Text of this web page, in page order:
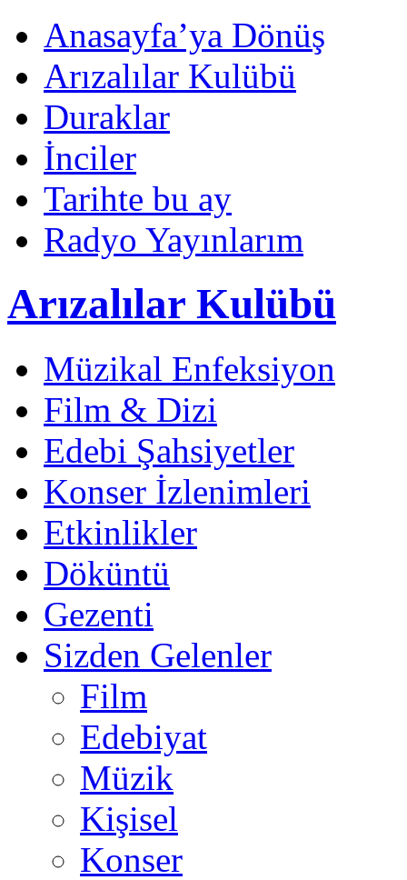
Anasayfa’ya Dönüş
Arızalılar Kulübü
Duraklar
İnciler
Tarihte bu ay
Radyo Yayınlarım
Arızalılar Kulübü
Müzikal Enfeksiyon
Film & Dizi
Edebi Şahsiyetler
Konser İzlenimleri
Etkinlikler
Döküntü
Gezenti
Sizden Gelenler
Film
Edebiyat
Müzik
Kişisel
Konser